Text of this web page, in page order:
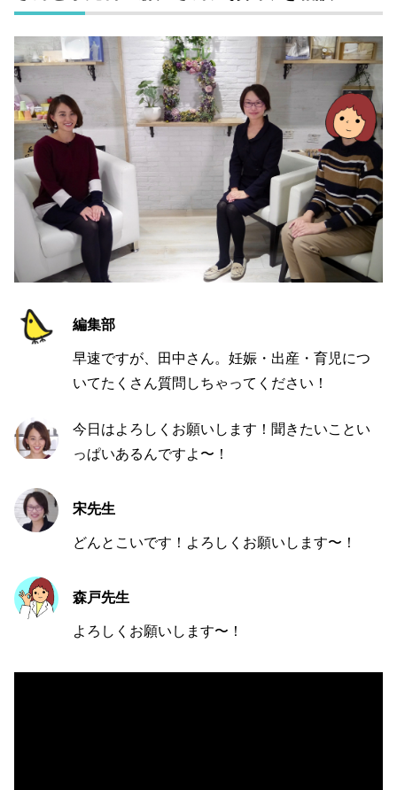
編集部
早速ですが、田中さん。妊娠・出産・育児につ
いてたくさん質問しちゃってください！
今日はよろしくお願いします！聞きたいことい
っぱいあるんですよ〜！
宋先生
どんとこいです！よろしくお願いします〜！
森戸先生
よろしくお願いします〜！